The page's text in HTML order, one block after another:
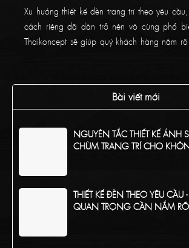
Xu hướng thiết kế đèn trang trí theo yêu
cách riêng đã dần trở nên vô cùng phổ
Thaikoncept sẽ giúp quý khách hàng nắm
Bài viết mới
NGUYÊN TẮC THIẾT KẾ ÁNH
CHÙM TRANG TRÍ CHO
THIẾT KẾ ĐÈN THEO YÊU CẦU
QUAN TRỌNG CẦN NẮM